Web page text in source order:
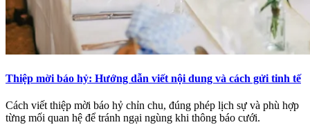
Thiệp mời báo hỷ: Hướng dẫn viết nội dung và cách gửi tinh tế
Cách viết thiệp mời báo hỷ chỉn chu, đúng phép lịch sự và phù hợp
từng mối quan hệ để tránh ngại ngùng khi thông báo cưới.